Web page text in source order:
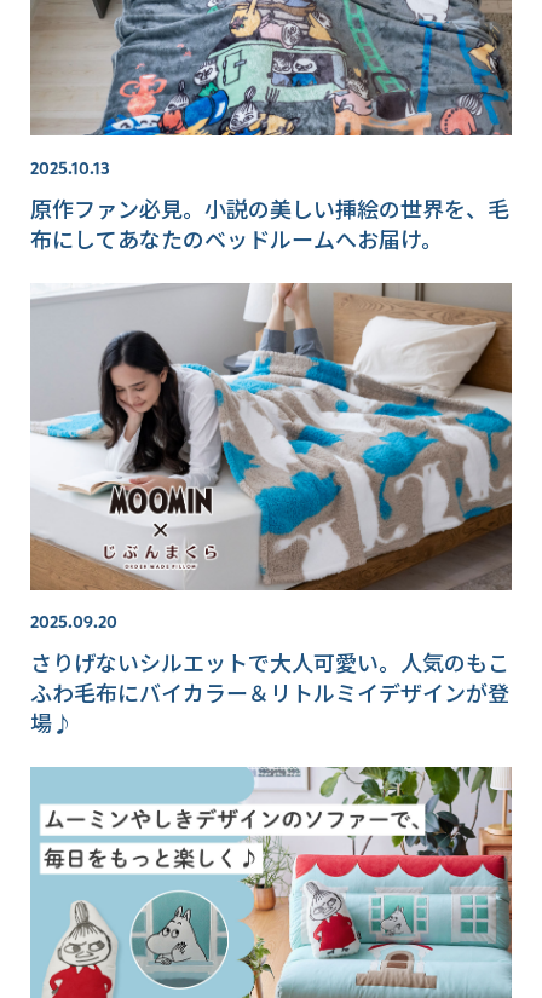
2025.10.13
原作ファン必見。小説の美しい挿絵の世界を、毛
布にしてあなたのベッドルームへお届け。
2025.09.20
さりげないシルエットで大人可愛い。人気のもこ
ふわ毛布にバイカラー＆リトルミイデザインが登
場♪